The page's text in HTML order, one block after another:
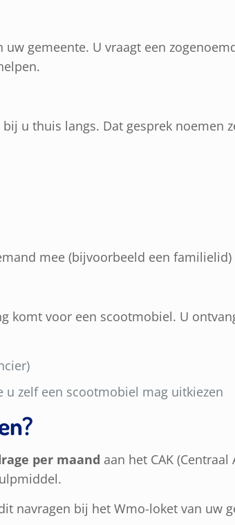
gemeente. U vraagt een
u thuis langs. Dat gesprek noemen
mee (bijvoorbeeld een
komt voor een scootmobiel. U
u zelf een scootmobiel mag uitkiezen
per maand aan het CAK
navragen bij het Wmo-loket van uw